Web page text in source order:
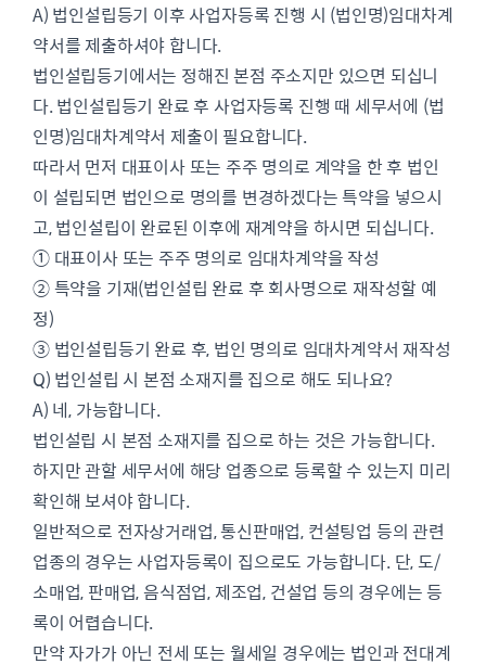
A) 법인설립등기 이후 사업자등록 진행 시 (법인명)임대차계
약서를 제출하셔야 합니다.
법인설립등기에서는 정해진 본점 주소지만 있으면 되십니
다. 법인설립등기 완료 후 사업자등록 진행 때 세무서에 (법
인명)임대차계약서 제출이 필요합니다.
따라서 먼저 대표이사 또는 주주 명의로 계약을 한 후 법인
이 설립되면 법인으로 명의를 변경하겠다는 특약을 넣으시
고, 법인설립이 완료된 이후에 재계약을 하시면 되십니다.
① 대표이사 또는 주주 명의로 임대차계약을 작성
② 특약을 기재(법인설립 완료 후 회사명으로 재작성할 예
정)
③ 법인설립등기 완료 후, 법인 명의로 임대차계약서 재작성
Q) 법인설립 시 본점 소재지를 집으로 해도 되나요?
A) 네, 가능합니다.
법인설립 시 본점 소재지를 집으로 하는 것은 가능합니다.
하지만 관할 세무서에 해당 업종으로 등록할 수 있는지 미리
확인해 보셔야 합니다.
일반적으로 전자상거래업, 통신판매업, 컨설팅업 등의 관련
업종의 경우는 사업자등록이 집으로도 가능합니다. 단, 도/
소매업, 판매업, 음식점업, 제조업, 건설업 등의 경우에는 등
록이 어렵습니다.
만약 자가가 아닌 전세 또는 월세일 경우에는 법인과 전대계